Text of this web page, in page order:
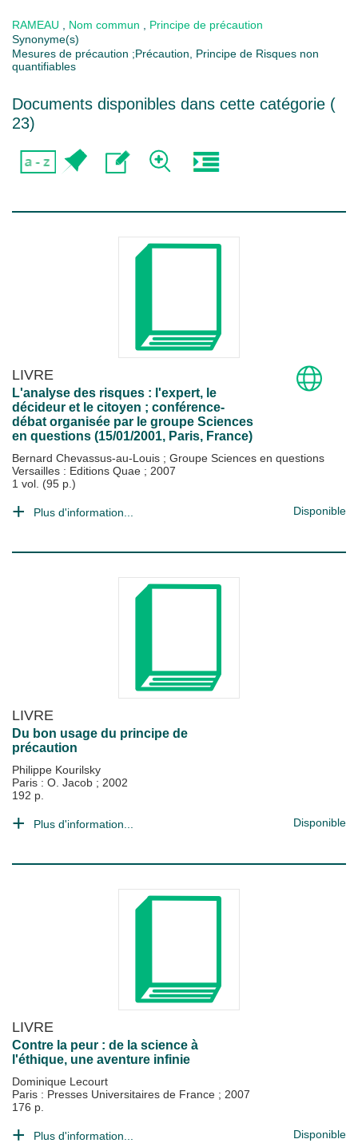
RAMEAU Nom commun
Principe de précaution
Synonyme(s)
Mesures de précaution ;Précaution, Principe de Risques non
quantifiables
Documents disponibles dans cette catégorie (
23)
LIVRE
L'analyse des risques : l'expert, le
décideur et le citoyen ; conférence-
débat organisée par le groupe Sciences
en questions (15/01/2001, Paris, France)
Bernard Chevassus-au-Louis ; Groupe Sciences en questions
Versailles : Editions Quae ; 2007
1 vol. (95 p.)
Plus d'information... Disponible
LIVRE
Du bon usage du principe de
précaution
Philippe Kourilsky
Paris : O. Jacob ; 2002
192 p.
Plus d'information... Disponible
LIVRE
Contre la peur : de la science à
l'éthique, une aventure infinie
Dominique Lecourt
Paris : Presses Universitaires de France ; 2007
176 p.
Plus d'information... Disponible